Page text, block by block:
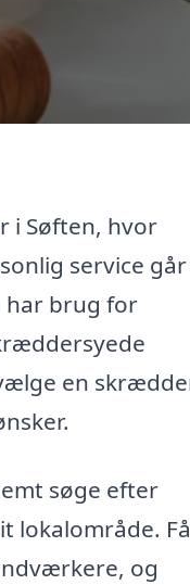
i Søften, hvor
service går
har brug for
en
søge efter
lokalområde. Få
og